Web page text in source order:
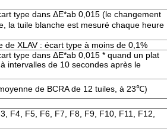
type dans ΔE*ab 0,015 (le changement
tuile blanche est mesuré chaque heure
de XLAV : écart type à moins de 0,1%
type dans ΔE*ab 0,015 * quand un plat
intervalles de 10 secondes après le
de BCRA de 12 tuiles, à 23℃)
F4, F5, F6, F7, F8, F9, F10, F11, F12,